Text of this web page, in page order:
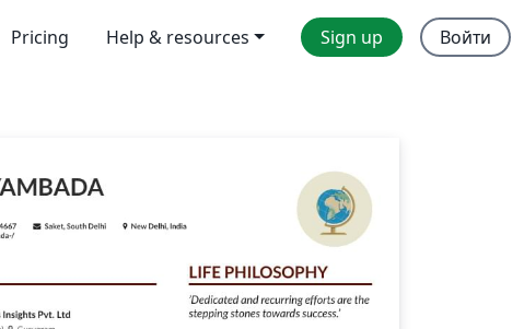
Pricing Help & resources Sign up Войти